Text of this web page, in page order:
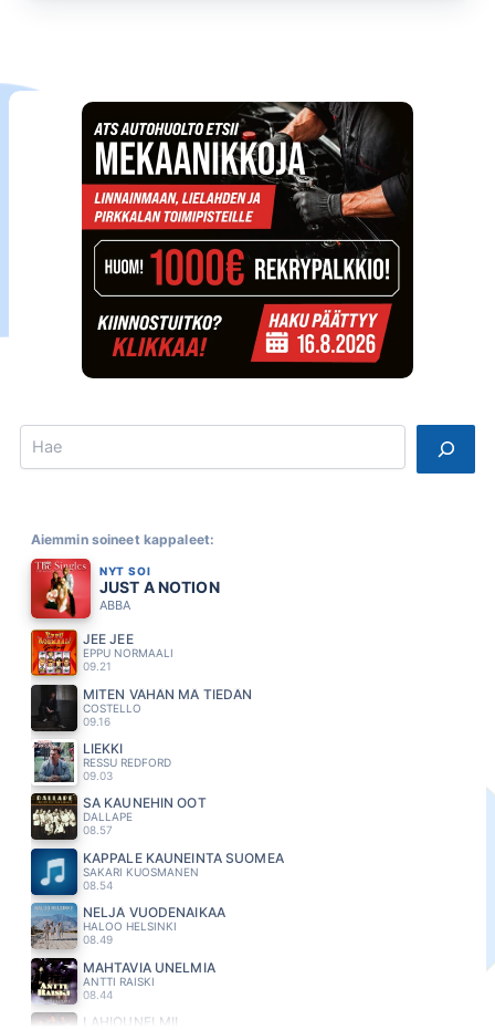
Search
Aiemmin soineet kappaleet:
NYT SOI
JUST A NOTION
ABBA
JEE JEE
EPPU NORMAALI
09.21
MITEN VÄHÄN MÄ TIEDÄN
COSTELLO
09.16
LIEKKI
RESSU REDFORD
09.03
SA KAUNEHIN OOT
DALLAPE
08.57
KAPPALE KAUNEINTA SUOMEA
SAKARI KUOSMANEN
08.54
NELJÄ VUODENAIKAA
HALOO HELSINKI
08.49
MAHTAVIA UNELMIA
ANTTI RAISKI
08.44
LAHIÖUNELMII